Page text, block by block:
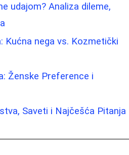
udajom? Analiza dileme,
Kućna nega vs. Kozmetički
Ženske Preference i
Saveti i Najčešća Pitanja